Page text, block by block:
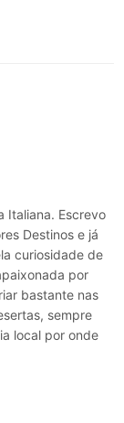
Italiana. Escrevo
Destinos e já
curiosidade de
por
bastante nas
sempre
local por onde